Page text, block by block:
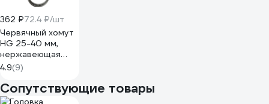
362 ₽72.4 ₽/шт
Червячный хомут
HG 25-40 мм,
нержавеющая
сталь, 5 шт.
4962091
4.9(9)
Сопутствующие товары